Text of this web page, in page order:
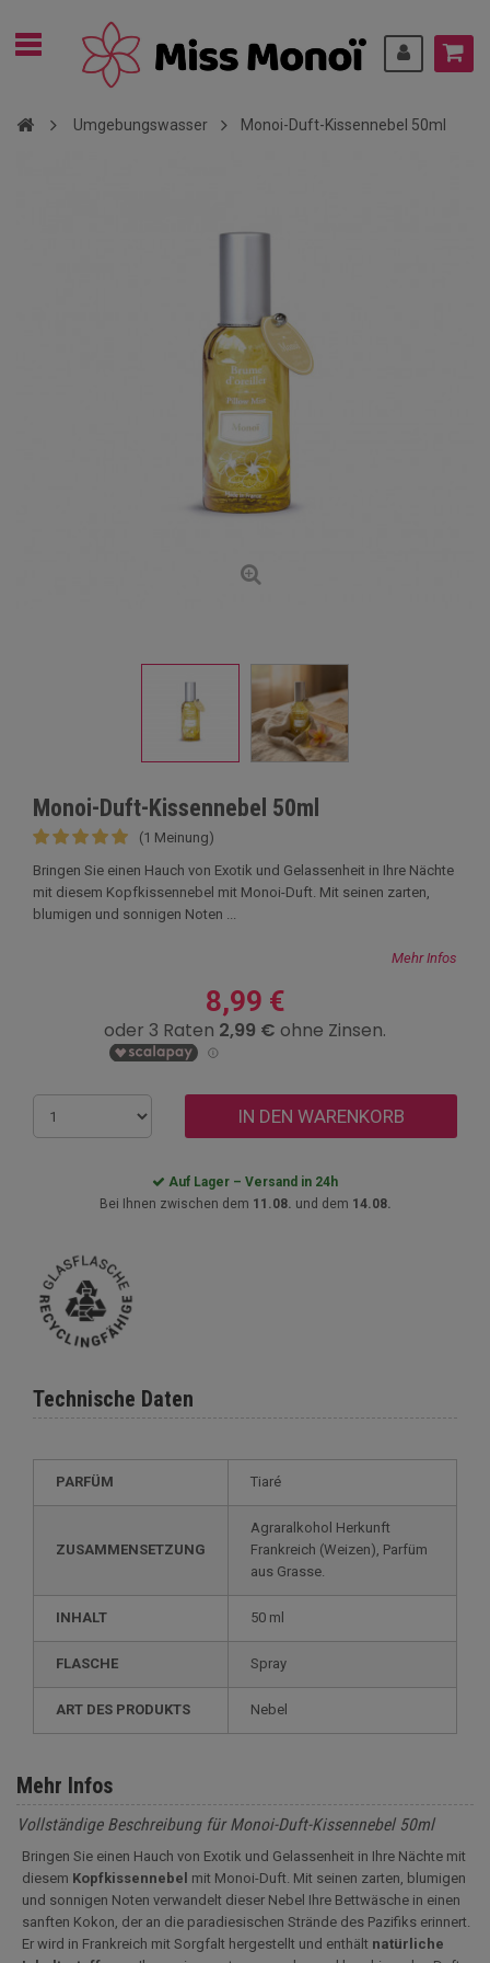
Umgebungswasser Monoi-Duft-Kissennebel 50ml
Monoi-Duft-Kissennebel 50ml
(1 Meinung)
Bringen Sie einen Hauch von Exotik und Gelassenheit in Ihre Nächte
mit diesem Kopfkissennebel mit Monoi-Duft. Mit seinen zarten,
blumigen und sonnigen Noten ...
Mehr Infos
8,99 €
IN DEN WARENKORB
Auf Lager – Versand in 24h
Bei Ihnen zwischen dem 11.08. und dem 14.08.
Technische Daten
PARFÜM Tiaré
ZUSAMMENSETZUNG
Agraralkohol Herkunft
Frankreich (Weizen), Parfüm
aus Grasse.
INHALT 50 ml
FLASCHE Spray
ART DES PRODUKTS Nebel
Mehr Infos
Vollständige Beschreibung für Monoi-Duft-Kissennebel 50ml
Bringen Sie einen Hauch von Exotik und Gelassenheit in Ihre Nächte mit
diesem Kopfkissennebel mit Monoi-Duft. Mit seinen zarten, blumigen
und sonnigen Noten verwandelt dieser Nebel Ihre Bettwäsche in einen
sanften Kokon, der an die paradiesischen Strände des Pazifiks erinnert.
Er wird in Frankreich mit Sorgfalt hergestellt und enthält natürliche